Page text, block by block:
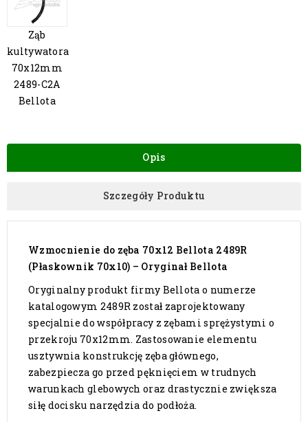
Ząb
kultywatora
70x12mm
2489-C2A
Bellota
Opis
Szczegóły Produktu
Wzmocnienie do zęba 70x12 Bellota 2489R
(Płaskownik 70x10) – Oryginał Bellota
Oryginalny produkt firmy Bellota o numerze
katalogowym 2489R został zaprojektowany
specjalnie do współpracy z zębami sprężystymi o
przekroju 70x12mm. Zastosowanie elementu
usztywnia konstrukcję zęba głównego,
zabezpiecza go przed pęknięciem w trudnych
warunkach glebowych oraz drastycznie zwiększa
siłę docisku narzędzia do podłoża.